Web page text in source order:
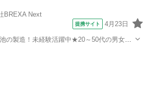
BREXA Next
提携サイト 4月23日
の製造！未経験活躍中★20～50代の男女活